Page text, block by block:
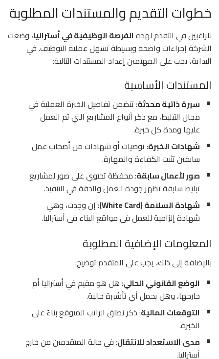
خطوات التقديم والمستندات المطلوبة
للراغبين في التقدم لهذهالفرصة الوظيفية في أستراليا، وضعت
الشركة إجراءات واضحة وبسيطة تسهل عملية التوظيف. في
البداية، يجب على المهتمين إعداد المستندات التالية:
المستندات الأساسية
سيرة ذاتية محدثة: تتضمن تفاصيل الخبرة العملية في
مجال التبليط، مع ذكر أنواع المشاريع التي تم العمل
عليها ومدة كل خبرة.
شهادات الخبرة: توصيات أو شهادات من أصحاب عمل
سابقين تثبت الكفاءة والمهارة.
صور لأعمال سابقة: محفظة تحتوي على صور لمشاريع
تبليط سابقة تظهر جودة العمل والدقة في التنفيذ.
شهادة السلامة (White Card)
: إن وجدت، وهي
شهادة إلزامية للعمل في مواقع البناء في أستراليا.
المعلومات الإضافية المطلوبة
بالإضافة إلى ذلك، يجب على المتقدم توضيح:
الوضع القانوني الحالي: هل هو مقيم في أستراليا أم
خارجها، وهل يحمل أي تأشيرة حالية.
التوقعات المالية: ذكر نطاق الراتب المتوقع بناءً على
الخبرة.
مدى الاستعداد للانتقال: في حالة المتقدمين من خارج
أستراليا.